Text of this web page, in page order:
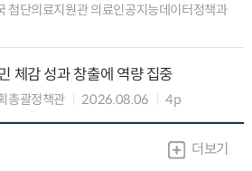
첨단의료지원관 의료인공지능데이터정책과
체감 성과 창출에 역량 집중
총괄정책관 2026.08.06 4p
더보기